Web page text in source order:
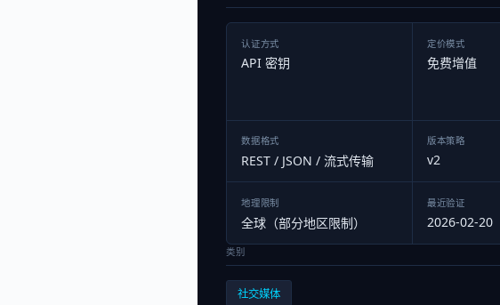
认证方式
API 密钥
定价模式
免费增值
数据格式
REST / JSON / 流式传输
版本策略
v2
地理限制
全球（部分地区限制）
最近验证
2026-02-20
类别
社交媒体